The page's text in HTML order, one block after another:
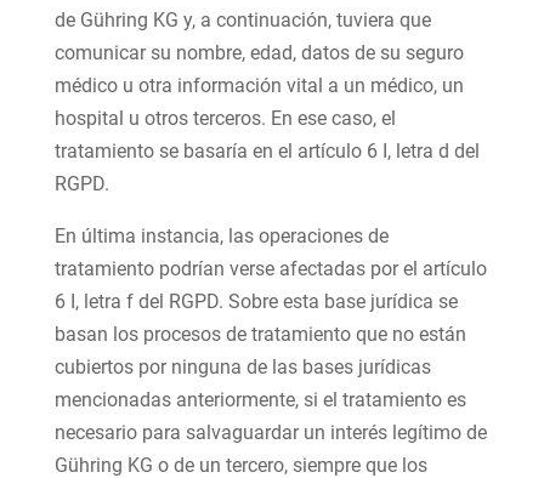
de Gühring KG y, a continuación, tuviera que
comunicar su nombre, edad, datos de su seguro
médico u otra información vital a un médico, un
hospital u otros terceros. En ese caso, el
tratamiento se basaría en el artículo 6 I, letra d del
RGPD.
En última instancia, las operaciones de
tratamiento podrían verse afectadas por el artículo
6 I, letra f del RGPD. Sobre esta base jurídica se
basan los procesos de tratamiento que no están
cubiertos por ninguna de las bases jurídicas
mencionadas anteriormente, si el tratamiento es
necesario para salvaguardar un interés legítimo de
Gühring KG o de un tercero, siempre que los